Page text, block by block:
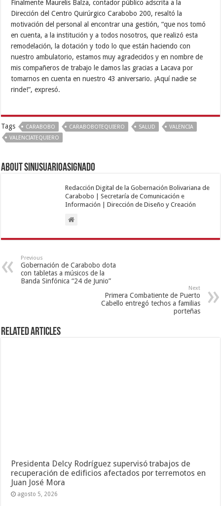
Finalmente Maurelis Balza, contador público adscrita a la
Dirección del Centro Quirúrgico Carabobo 200, resaltó la
motivación del personal al encontrar una gestión, “que nos tomó
en cuenta, a la institución y a todos nosotros, que realizó esta
remodelación, la dotación y todo lo que están haciendo con
nuestro ambulatorio, estamos muy agradecidos y en nombre de
mis compañeros de trabajo le damos las gracias a Lacava por
tomarnos en cuenta en nuestro 43 aniversario. ¡Aquí nadie se
rinde!”, expresó.
Tags CARABOBO CARABOBOTEQUIERO SALUD
VALENCIA
VALENCIATEQUIERO
About sinusuarioasignado
Redacción Digital de la Gobernación Bolivariana de
Carabobo | Secretaría de Comunicación e
Información | Dirección de Diseño y Creación
Previous
Gobernación de Carabobo dota
con tabletas a músicos de la
Banda Sinfónica “24 de Junio”
Next
Primera Combatiente de Puerto
Cabello entregó techos a familias
porteñas
Related Articles
Presidenta Delcy Rodríguez supervisó trabajos de
recuperación de edificios afectados por terremotos en
Juan José Mora
agosto 5, 2026